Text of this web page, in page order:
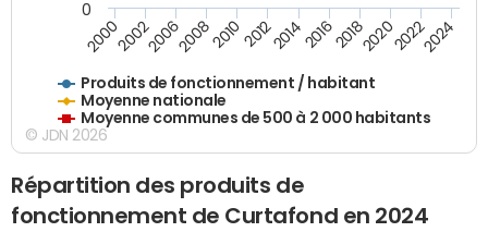
Produits de fonctionnement / habitant
Moyenne nationale
Moyenne communes de 500 à 2 000 habitants
200020022006200820102012201420162018202020222024
0
© JDN 2026
Répartition des produits de
fonctionnement de Curtafond en 2024